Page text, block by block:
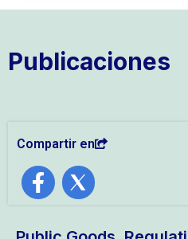
Publicaciones
Compartir en